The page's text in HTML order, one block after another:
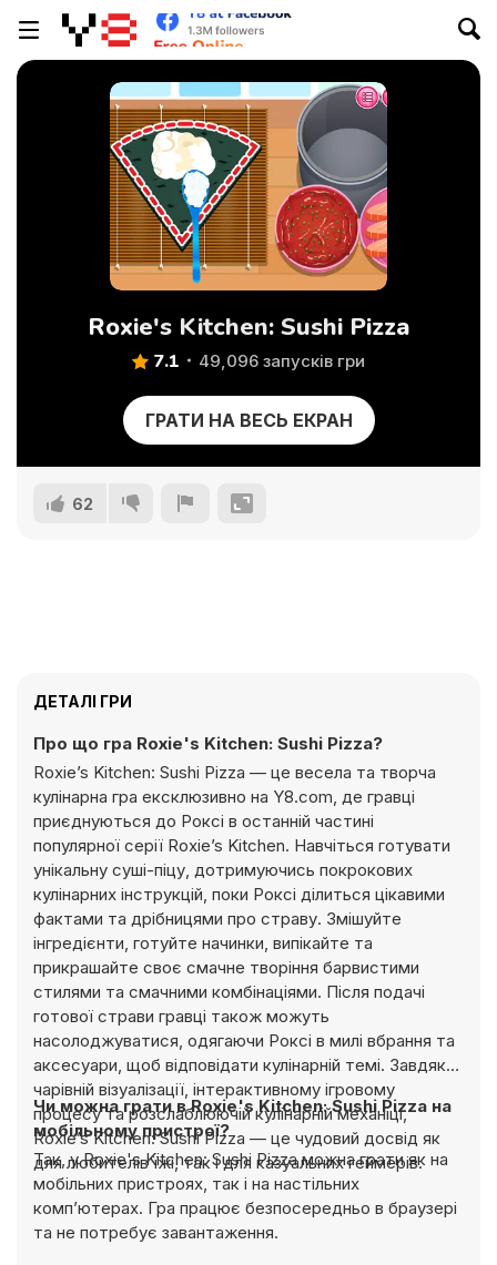
Roxie's Kitchen: Sushi Pizza
7.1 49,096 запусків гри
ГРАТИ НА ВЕСЬ ЕКРАН
62
ДЕТАЛІ ГРИ
Про що гра Roxie's Kitchen: Sushi Pizza?
Roxie’s Kitchen: Sushi Pizza — це весела та творча
кулінарна гра ексклюзивно на Y8.com, де гравці
приєднуються до Роксі в останній частині
популярної серії Roxie’s Kitchen. Навчіться готувати
унікальну суші-піцу, дотримуючись покрокових
кулінарних інструкцій, поки Роксі ділиться цікавими
фактами та дрібницями про страву. Змішуйте
інгредієнти, готуйте начинки, випікайте та
прикрашайте своє смачне творіння барвистими
стилями та смачними комбінаціями. Після подачі
готової страви гравці також можуть
насолоджуватися, одягаючи Роксі в милі вбрання та
аксесуари, щоб відповідати кулінарній темі. Завдяки
чарівній візуалізації, інтерактивному ігровому
процесу та розслаблюючій кулінарній механіці,
Roxie’s Kitchen: Sushi Pizza — це чудовий досвід як
для любителів їжі, так і для казуальних геймерів.
Чи можна грати в Roxie's Kitchen: Sushi Pizza на
мобільному пристрої?
Так, у Roxie's Kitchen: Sushi Pizza можна грати як на
мобільних пристроях, так і на настільних
комп’ютерах. Гра працює безпосередньо в браузері
та не потребує завантаження.